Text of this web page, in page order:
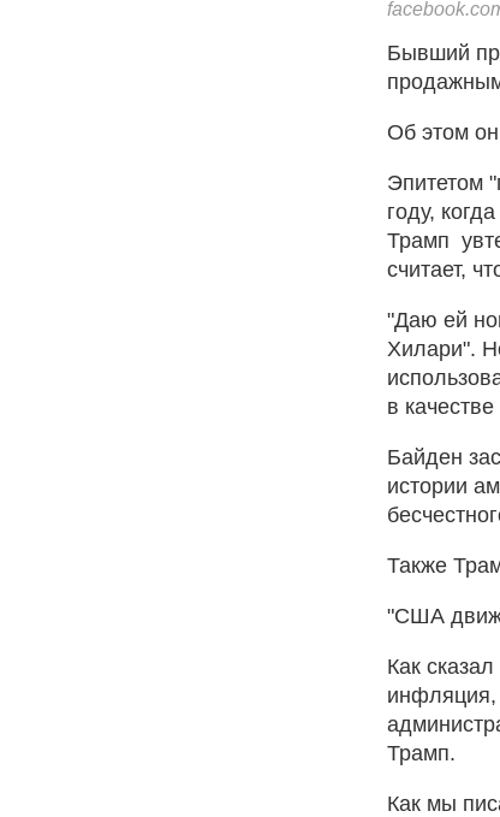
Бывший
Об этом
Эпитетом
году,
Трамп
считает,
"Даю ей
Хилари".
в
Байден
истории
Также
"США
Как
инфляция,
Трамп.
Как мы